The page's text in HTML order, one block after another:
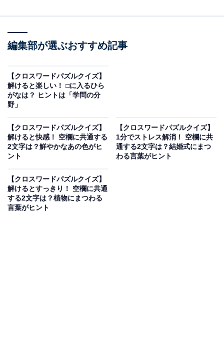
編集部が選ぶおすすめ記事
【クロスワードパズルクイズ】
解けると楽しい！ □に入るひら
がなは？ ヒントは「学問の分
野」
【クロスワードパズルクイズ】
解けると快感！ 空欄に共通する
2文字は？鮮やかなあの色がヒ
ント
【クロスワードパズルクイズ】
1分でストレス解消！ 空欄に共
通する2文字は？結婚式にまつ
わる言葉がヒント
【クロスワードパズルクイズ】
解けるとすっきり！ 空欄に共通
する2文字は？植物にまつわる
言葉がヒント